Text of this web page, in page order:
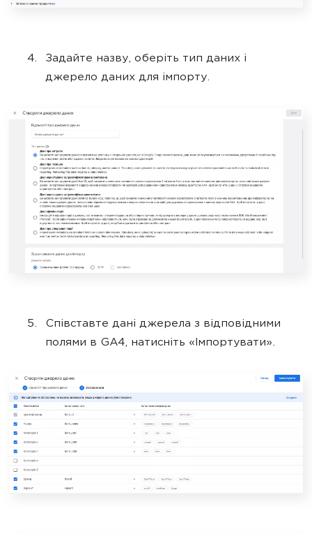
Задайте назву, оберіть тип даних і
джерело даних для імпорту.
Співставте дані джерела з відповідними
полями в GA4, натисніть «Імпортувати».